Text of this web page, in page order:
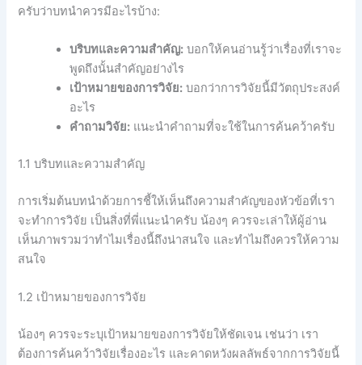
ครับว่าบทนำควรมีอะไรบ้าง:
บริบทและความสำคัญ: บอกให้คนอ่านรู้ว่าเรื่องที่เราจะ
พูดถึงนั้นสำคัญอย่างไร
เป้าหมายของการวิจัย: บอกว่าการวิจัยนี้มีวัตถุประสงค์
อะไร
คำถามวิจัย: แนะนำคำถามที่จะใช้ในการค้นคว้าครับ
1.1 บริบทและความสำคัญ
การเริ่มต้นบทนำด้วยการชี้ให้เห็นถึงความสำคัญของหัวข้อที่เรา
จะทำการวิจัย เป็นสิ่งที่พี่แนะนำครับ น้องๆ ควรจะเล่าให้ผู้อ่าน
เห็นภาพรวมว่าทำไมเรื่องนี้ถึงน่าสนใจ และทำไมถึงควรให้ความ
สนใจ
1.2 เป้าหมายของการวิจัย
น้องๆ ควรจะระบุเป้าหมายของการวิจัยให้ชัดเจน เช่นว่า เรา
ต้องการค้นคว้าวิจัยเรื่องอะไร และคาดหวังผลลัพธ์จากการวิจัยนี้